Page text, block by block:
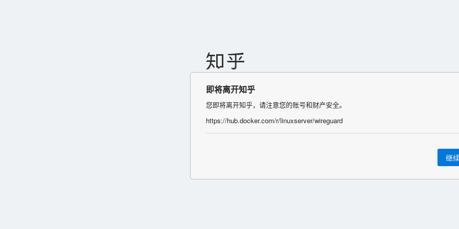
即将离开知乎
您即将离开知乎，请注意您的账号和财产安全。
https://hub.docker.com/r/linuxserver/wireguard
继